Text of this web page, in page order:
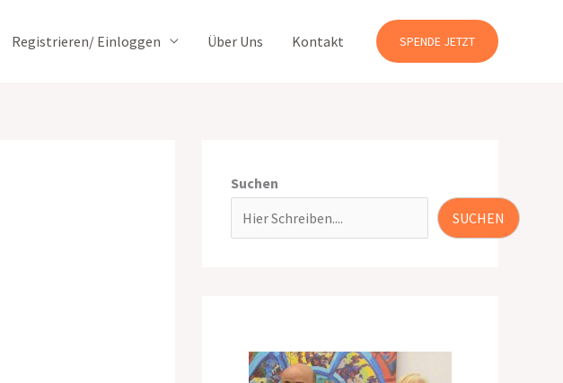
Registrieren/ Einloggen Über Uns Kontakt SPENDE JETZT
Suchen
SUCHEN